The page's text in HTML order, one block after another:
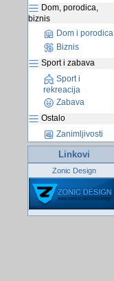
Dom, porodica,
biznis
Dom i porodica
Biznis
Sport i zabava
Sport i
rekreacija
Zabava
Ostalo
Zanimljivosti
Linkovi
Zonic Design